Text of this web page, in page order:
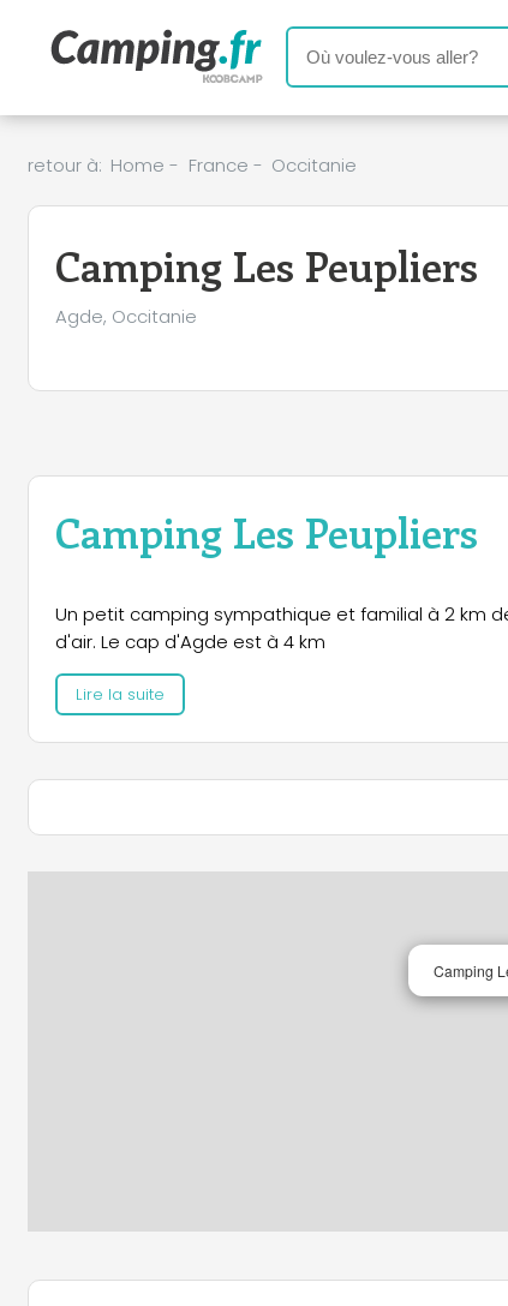
retour à: Home - France - Occitanie
Camping Les Peupliers
Agde, Occitanie
Camping Les Peupliers
Un petit camping sympathique et familial à 2 km des plages et au milieu de la campagne. Pour prendre un grand bol
d'air. Le cap d'Agde est à 4 km
Lire la suite
Camping